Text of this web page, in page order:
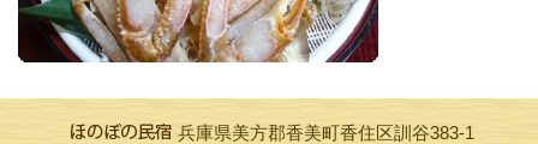
兵庫県美方郡香美町香住区訓谷383-1